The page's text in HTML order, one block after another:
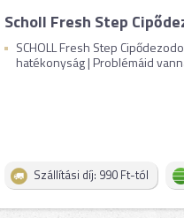
Scholl Fresh Step
SCHOLL Fresh Step
hatékonyság | Problémáid
Szállítási díj: 990 Ft-tól